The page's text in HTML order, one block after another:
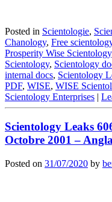
Posted in Scientologie,
Chanology, Free
Prosperity Wise Scientology
Scientology, Scientology
internal docs, Scientology
PDF, WISE, WISE
Scientology Enterprises |
Scientology Leaks
Octobre 2001 –
Posted on 31/07/2020 by